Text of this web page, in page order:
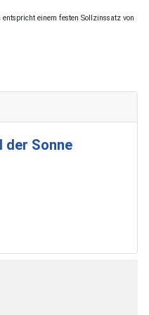
einem festen Sollzinssatz von
der Sonne